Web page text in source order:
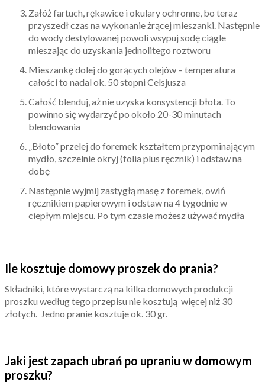
Załóż fartuch, rękawice i okulary ochronne, bo teraz
przyszedł czas na wykonanie żrącej mieszanki. Następnie
do wody destylowanej powoli wsypuj sodę ciągle
mieszając do uzyskania jednolitego roztworu
Mieszankę dolej do gorących olejów – temperatura
całości to nadal ok. 50 stopni Celsjusza
Całość blenduj, aż nie uzyska konsystencji błota. To
powinno się wydarzyć po około 20-30 minutach
blendowania
„Błoto” przelej do foremek kształtem przypominającym
mydło, szczelnie okryj (folia plus ręcznik) i odstaw na
dobę
Następnie wyjmij zastygłą masę z foremek, owiń
ręcznikiem papierowym i odstaw na 4 tygodnie w
ciepłym miejscu. Po tym czasie możesz używać mydła
Ile kosztuje domowy proszek do prania?
Składniki, które wystarczą na kilka domowych produkcji
proszku według tego przepisu nie kosztują więcej niż 30
złotych. Jedno pranie kosztuje ok. 30 gr.
Jaki jest zapach ubrań po upraniu w domowym
proszku?